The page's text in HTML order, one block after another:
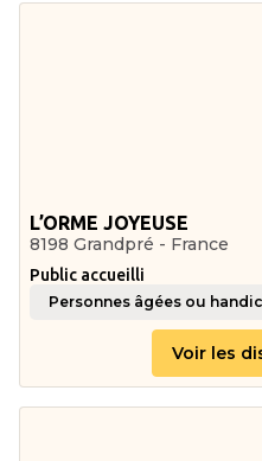
L’ORME JOYEUSE
8198 Grandpré - France
Public accueilli
Personnes âgées ou
Voir les